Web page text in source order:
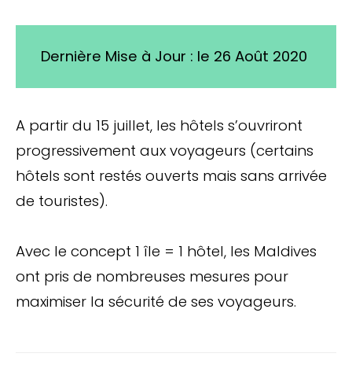
Dernière Mise à Jour : le 26 Août 2020
A partir du 15 juillet, les hôtels s’ouvriront
progressivement aux voyageurs (certains
hôtels sont restés ouverts mais sans arrivée
de touristes).
Avec le concept 1 île = 1 hôtel, les Maldives
ont pris de nombreuses mesures pour
maximiser la sécurité de ses voyageurs.